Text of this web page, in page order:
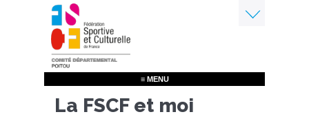
Aller
au
contenu
principal
≡ MENU
La FSCF et moi